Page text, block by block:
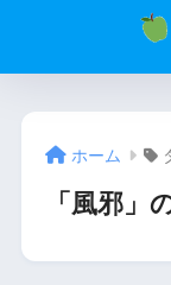
ホーム
「風邪」